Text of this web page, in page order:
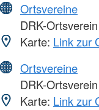
Ortsvereine
DRK-
Karte: Link zur
Ortsvereine
DRK-
Karte: Link zur